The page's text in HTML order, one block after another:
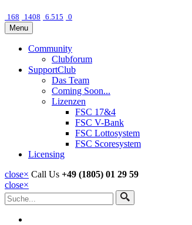
168 1408 6.515 0
Menu
Community
Clubforum
SupportClub
Das Team
Coming Soon...
Lizenzen
FSC 17&4
FSC V-Bank
FSC Lottosystem
FSC Scoresystem
Licensing
close× Call Us +49 (1805) 01 29 59
close×